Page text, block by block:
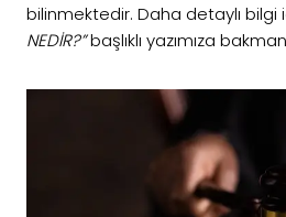
bilinmektedir. Daha detaylı bilgi
NEDİR?”başlıklı yazımıza